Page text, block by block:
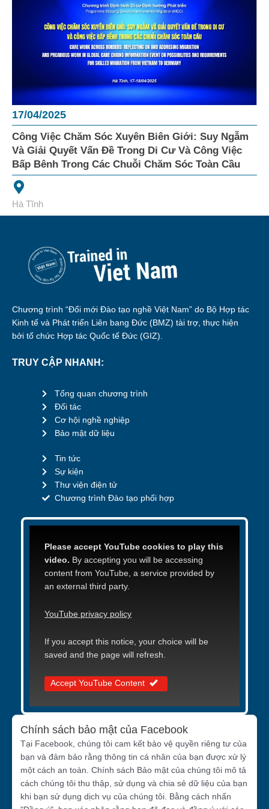
17/04/2025
Công Việc Chăm Sóc Xuyên Biên Giới: Suy Ngẫm
Và Giải Quyết Vấn Đề Trong Di Cư Và Công Việc
Bấp Bênh Trong Các Chuỗi Chăm Sóc Toàn Cầu
Hà Tĩnh
Chương trình “Đổi mới Đào tạo nghề Việt Nam” do Bộ Hợp tác
Kinh tế và Phát triển Liên bang Đức (BMZ) tài trợ, thực hiện
bởi tổ chức Hợp tác Quốc tế Đức (GIZ).
TRUY CẬP NHANH:
Tổng quan chương trình
Đối tác
Cơ hội nghề nghiệp
Bảo mật dữ liệu
Tin tức
Sự kiện
Thư viện điện tử
Chương trình Đào tạo phối hợp
Please accept YouTube cookies to play this
video. By accepting you will be accessing
content from YouTube, a service provided by
an external third party.
YouTube privacy policy
If you accept this notice, your choice will be
saved and the page will refresh.
Accept YouTube Content
Chính sách bảo mật của Facebook
Tại Facebook, chúng tôi cam kết bảo vệ quyền riêng tư của
bạn và đảm bảo rằng thông tin cá nhân của bạn được xử lý
một cách an toàn. Chính sách Bảo mật của chúng tôi mô tả
cách chúng tôi thu thập, sử dụng và chia sẻ dữ liệu của bạn
khi bạn sử dụng dịch vụ của chúng tôi. Bằng cách nhấn